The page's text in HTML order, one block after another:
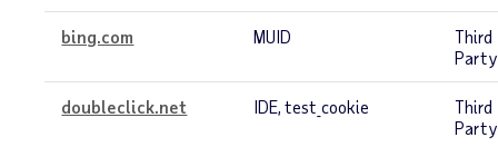
bing.com MUID
Third
Party
doubleclick.net IDE, test_cookie
Third
Party